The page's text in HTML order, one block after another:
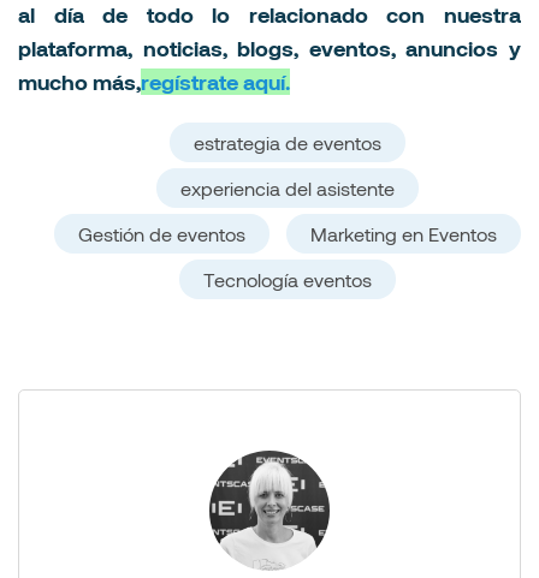
al día de todo lo relacionado con nuestra
plataforma, noticias, blogs, eventos, anuncios y
mucho más,regístrate aquí.
estrategia de eventos
experiencia del asistente
Gestión de eventos
Marketing en Eventos
Tecnología eventos